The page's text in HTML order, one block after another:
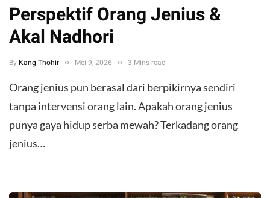
Perspektif Orang Jenius &
Akal Nadhori
By Kang Thohir Mei 9, 2026 3 Mins read
Orang jenius pun berasal dari berpikirnya sendiri
tanpa intervensi orang lain. Apakah orang jenius
punya gaya hidup serba mewah? Terkadang orang
jenius…